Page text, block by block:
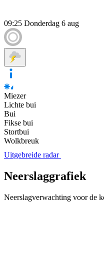
09:25 Donderdag 6 aug
Miezer
Lichte bui
Bui
Fikse bui
Stortbui
Wolkbreuk
Uitgebreide radar
Neerslaggrafiek
Neerslagverwachting voor de